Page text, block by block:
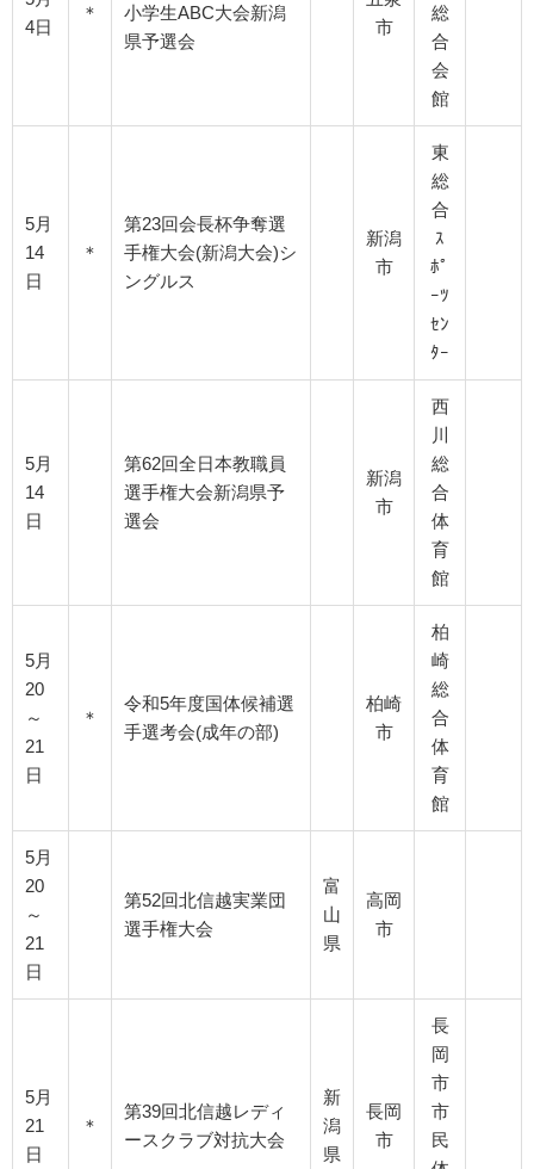
4日
＊
小学生ABC大会新潟
県予選会
市
総
合
会
館
5月
14
日
＊
第23回会長杯争奪選
手権大会(新潟大会)シ
ングルス
新潟
市
東
総
合
ｽ
ﾎﾟ
ｰﾂ
ｾﾝ
ﾀｰ
5月
14
日
第62回全日本教職員
選手権大会新潟県予
選会
新潟
市
西
川
総
合
体
育
館
5月
20
～
21
日
＊
令和5年度国体候補選
手選考会(成年の部)
柏崎
市
柏
崎
総
合
体
育
館
5月
20
～
21
日
第52回北信越実業団
選手権大会
富
山
県
高岡
市
5月
21
日
＊
第39回北信越レディ
ースクラブ対抗大会
新
潟
県
長岡
市
長
岡
市
市
民